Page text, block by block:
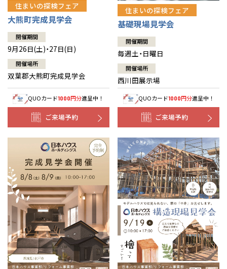
住まいの探検フェア
大熊町完成見学会
開催期間
9月26日(土)・27日(日)
開催場所
双葉郡大熊町完成見学会
QUOカード1000円分進呈中！
ご来場予約
住まいの探検フェア
基礎現場見学会
開催期間
毎週土・日曜日
開催場所
西川田展示場
QUOカード1000円分進呈中！
ご来場予約